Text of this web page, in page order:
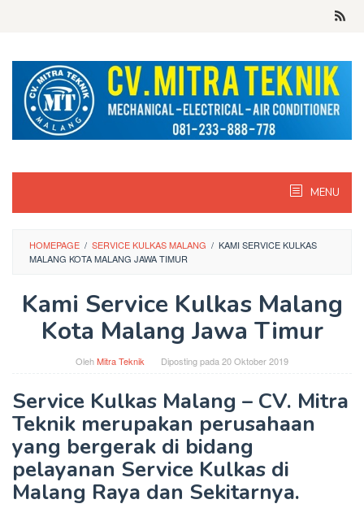
MENU
HOMEPAGE / SERVICE KULKAS MALANG / KAMI SERVICE KULKAS
MALANG KOTA MALANG JAWA TIMUR
Kami Service Kulkas Malang
Kota Malang Jawa Timur
OlehMitra Teknik Diposting pada 20 Oktober 2019
Service Kulkas Malang – CV. Mitra
Teknik merupakan perusahaan
yang bergerak di bidang
pelayanan Service Kulkas di
Malang Raya dan Sekitarnya.